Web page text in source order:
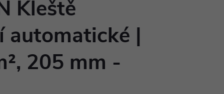
Kleště
automatické |
205 mm -